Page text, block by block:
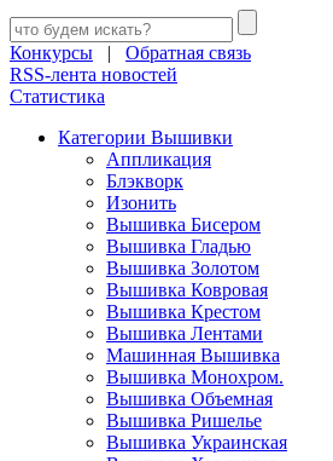
Конкурсы | Обратная связь
RSS-лента новостей
Статистика
Категории Вышивки
Аппликация
Блэкворк
Изонить
Вышивка Бисером
Вышивка Гладью
Вышивка Золотом
Вышивка Ковровая
Вышивка Крестом
Вышивка Лентами
Машинная Вышивка
Вышивка Монохром.
Вышивка Объемная
Вышивка Ришелье
Вышивка Украинская